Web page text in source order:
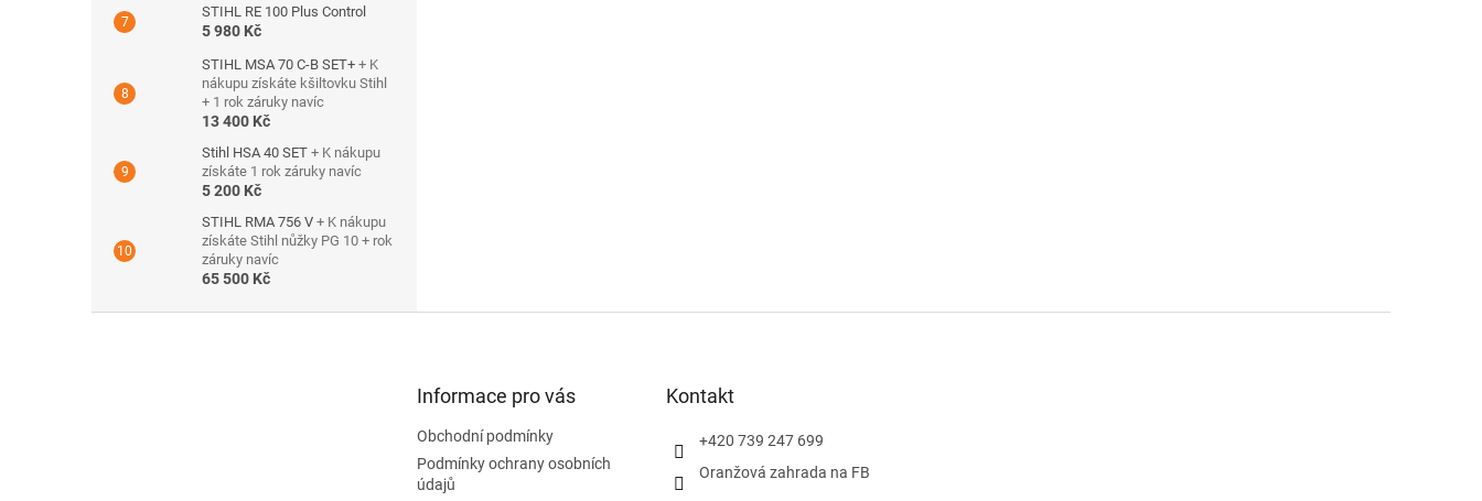
STIHL RE 100 Plus Control
5 980 Kč
STIHL MSA 70 C-B SET+ + K
nákupu získáte kšiltovku Stihl
+ 1 rok záruky navíc
13 400 Kč
Stihl HSA 40 SET + K nákupu
získáte 1 rok záruky navíc
5 200 Kč
STIHL RMA 756 V + K nákupu
získáte Stihl nůžky PG 10 + rok
záruky navíc
65 500 Kč
Informace pro vás
Obchodní podmínky
Podmínky ochrany osobních
údajů
Kontakt
+420 739 247 699
Oranžová zahrada na FB